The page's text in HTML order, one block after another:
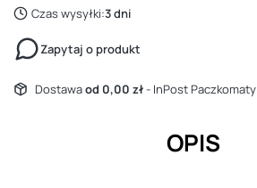
Czas wysyłki:3 dni
Zapytaj o produkt
Dostawaod 0,00 zł- InPost Paczkomaty
OPIS